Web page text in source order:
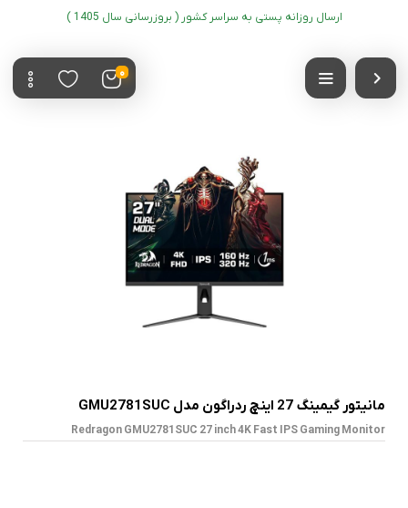
ارسال روزانه پستی به سراسر کشور ( بروزرسانی سال 1405 )
0
مانیتور گیمینگ 27 اینچ ردراگون مدل GMU2781SUC
Redragon GMU2781SUC 27 inch 4K Fast IPS Gaming Monitor